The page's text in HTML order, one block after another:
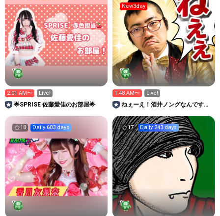
2:01 AM〜 Live!
🌟SPRISE 佐藤愛佳のお部屋🌟
New3day
1:48 AM〜 Live!
ねぇーえ！酒井ノングなんですけ
18 Daily 603 days 17 Daily 243 days